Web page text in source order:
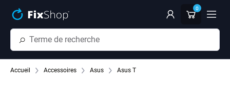
0
Accueil Accessoires Asus Asus T